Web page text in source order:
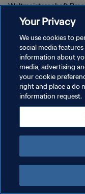
Weltmeisterschaft
DATENSCHUTZ
COOKIE-
Your Privacy
We use cookies to
social media
information about
media, advertising
your cookie
right and place a do
information request.